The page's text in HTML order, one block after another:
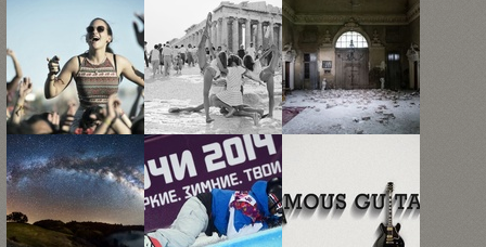
Небольшой
фотоотчет с
фестиваля
«Коачелла»
...
«В
Акрополе»:
12
фотографий
туристов ...
Европы:
фотогалерея